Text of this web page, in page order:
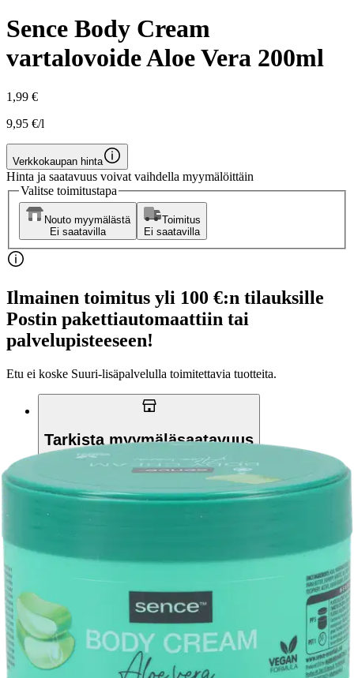
Sence Body Cream
vartalovoide Aloe Vera 200ml
1,99 €
9,95 €/l
Verkkokaupan hinta
Hinta ja saatavuus voivat vaihdella myymälöittäin
Valitse toimitustapa
Nouto myymälästä
Ei saatavilla
Toimitus
Ei saatavilla
Ilmainen toimitus yli 100 €:n tilauksille
Postin pakettiautomaattiin tai
palvelupisteeseen!
Etu ei koske Suuri‑lisäpalvelulla toimitettavia tuotteita.
Tarkista myymäläsaatavuus
Tuotekuvaus
Sence Body Cream 200ml - Aloe Vera
Ominaisuudet